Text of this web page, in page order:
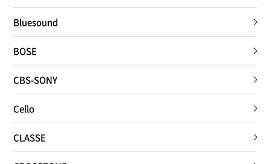
Bluesound
BOSE
CBS-SONY
Cello
CLASSE